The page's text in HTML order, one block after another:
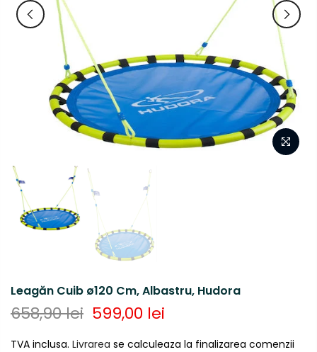
Leagăn Cuib ø120 Cm, Albastru, Hudora
658,90 lei 599,00 lei
TVA inclusa. Livrarea se calculeaza la finalizarea comenzii